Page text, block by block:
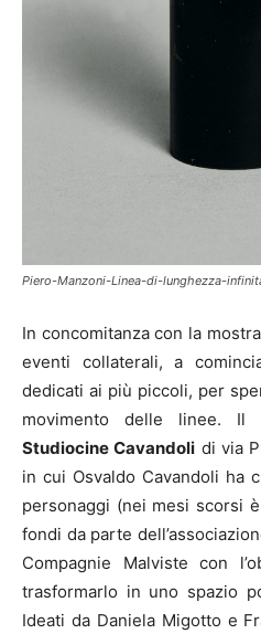
Piero-Manzoni-Linea-di-lunghezza-
In concomitanza con la
eventi collaterali, a
dedicati ai più piccoli, per
movimento delle linee.
Studiocine Cavandoli di via
in cui Osvaldo Cavandoli ha
personaggi (nei mesi scorsi
fondi da parte
Compagnie Malviste con
trasformarlo in uno spazio
Ideati da Daniela Migotto e